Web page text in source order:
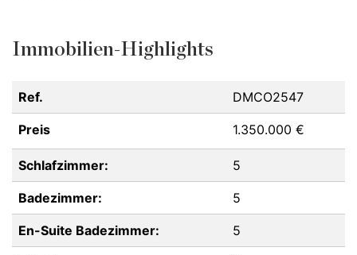
Immobilien-Highlights
Ref. DMCO2547
Preis 1.350.000 €
Schlafzimmer: 5
Badezimmer: 5
En-Suite Badezimmer: 5